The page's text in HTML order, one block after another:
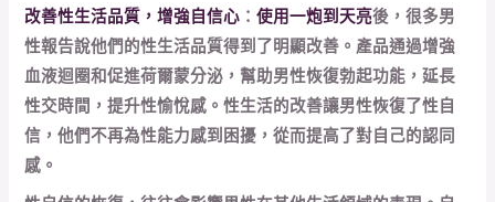
改善性生活品質，增強自信心 ：使用一炮到天亮後，很多男
性報告說他們的性生活品質得到了明顯改善。產品通過增強
血液迴圈和促進荷爾蒙分泌，幫助男性恢復勃起功能，延長
性交時間，提升性愉悅感。性生活的改善讓男性恢復了性自
信，他們不再為性能力感到困擾，從而提高了對自己的認同
感。